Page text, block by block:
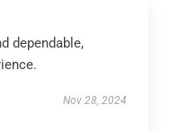
dependable,
Nov 28, 2024